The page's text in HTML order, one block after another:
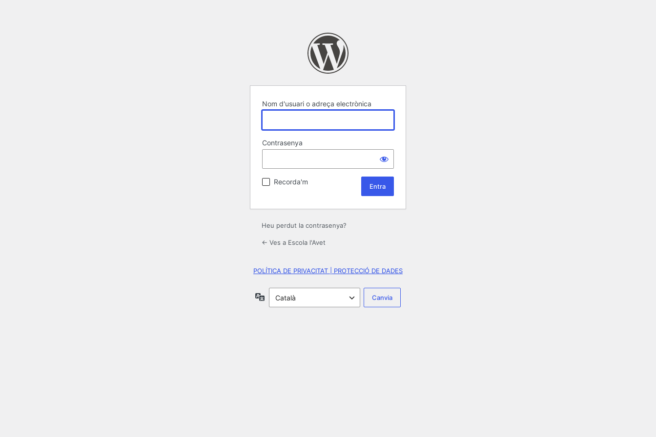
Nom d'usuari o adreça electrònica
Contrasenya
Recorda'm
Heu perdut la contrasenya?
← Ves a Escola l'Avet
POLÍTICA DE PRIVACITAT | PROTECCIÓ DE DADES
Idioma